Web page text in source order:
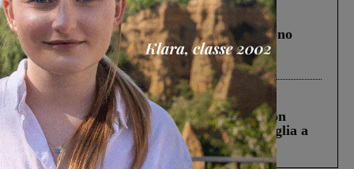
Cronaca 4 Agosto 2026
Un anno fa la strage in A1 in cui morirono
Gianni, Giulia e Franco. Lo schianto, il
processo, lo stop ai sorpassi fra tir....
Cronaca 3 Agosto 2026
Scomparso da una struttura di Castiglion
Fiorentino l’uomo che aveva ucciso la figlia a
Levane nel 2020